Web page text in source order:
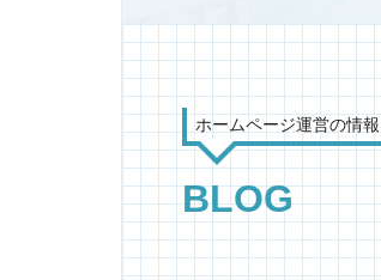
ホームページ運営の情
BLOG